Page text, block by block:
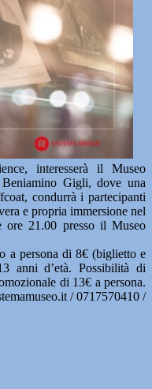
interesserà il Museo
Beniamino Gigli, dove una
condurrà i partecipanti
e propria immersione nel
ore 21.00 presso il Museo
a persona di 8€ (biglietto­ e
anni d’età. Possibilità di
di 13€ a persona.
/ 0717570410 /